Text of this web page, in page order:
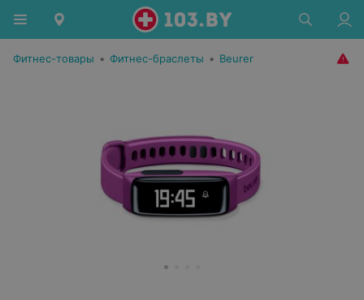
Фитнес-товары • Фитнес-браслеты • Beurer